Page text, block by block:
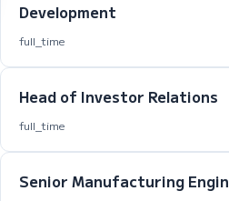
Development
full_time
Head of Investor Relations
full_time
Senior Manufacturing